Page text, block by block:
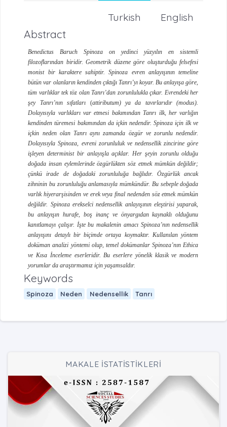
English
Turkish
Abstract
Benedictus Baruch Spinoza on yedinci yüzyılın en sistemli
filozoflarından biridir. Geometrik düzene göre oluşturduğu felsefesi
monist bir karaktere sahiptir. Spinoza evren anlayışının temeline
bütün var olanların kendinden çıktığı Tanrı’yı koyar. Bu anlayışa göre,
tüm varlıklar tek töz olan Tanrı’dan zorunlulukla çıkar. Evrendeki her
şey Tanrı’nın sıfatları (attiributum) ya da tavırlarıdır (modus).
Dolayısıyla varlıkları var etmesi bakımından Tanrı ilk, her varlığın
kendinden türemesi bakımından da içkin nedendir. Spinoza için ilk ve
içkin neden olan Tanrı aynı zamanda özgür ve zorunlu nedendir.
Dolayısıyla Spinoza, evreni zorunluluk ve nedensellik zincirine göre
işleyen determinist bir anlayışla açıklar. Her şeyin zorunlu olduğu
doğada insan eylemlerinde özgürlükten söz etmek mümkün değildir;
çünkü irade de doğadaki zorunluluğa bağlıdır. Özgürlük ancak
zihninin bu zorunluluğu anlamasıyla mümkündür. Bu sebeple doğada
varlık hiyerarşisinden ve erek veya final nedenden söz etmek mümkün
değildir. Spinoza erekselci nedensellik anlayışının eleştirisi yaparak,
bu anlayışın hurafe, boş inanç ve önyargıdan kaynaklı olduğunu
kanıtlamayı çalışır. İşte bu makalenin amacı Spinoza’nın nedensellik
anlayışını detaylı bir biçimde ortaya koymaktır. Kullanılan yöntem
doküman analizi yöntemi olup, temel dokümanlar Spinoza’nın Ethica
ve Kısa İnceleme eserleridir. Bu eserlere yönelik klasik ve modern
yorumlar da araştırmamız için yaşamsaldır.
Keywords
Spinoza Neden Nedensellik Tanrı
MAKALE İSTATİSTİKLERİ